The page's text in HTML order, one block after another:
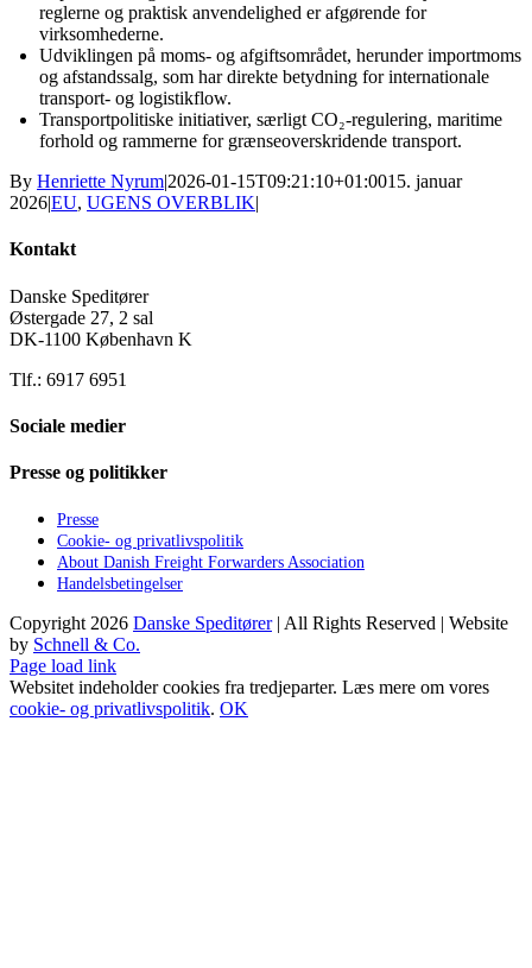
reglerne og praktisk anvendelighed er afgørende for
virksomhederne.
Udviklingen på moms- og afgiftsområdet, herunder importmoms
og afstandssalg, som har direkte betydning for internationale
transport- og logistikflow.
Transportpolitiske initiativer, særligt CO₂-regulering, maritime
forhold og rammerne for grænseoverskridende transport.
By Henriette Nyrum|2026-01-15T09:21:10+01:0015. januar
2026|EU, UGENS OVERBLIK|
Kontakt
Danske Speditører
Østergade 27, 2 sal
DK-1100 København K
Tlf.: 6917 6951
Sociale medier
Presse og politikker
Presse
Cookie- og privatlivspolitik
About Danish Freight Forwarders Association
Handelsbetingelser
Copyright 2026 Danske Speditører| All Rights Reserved | Website
by Schnell & Co.
Page load link
Websitet indeholder cookies fra tredjeparter. Læs mere om vores
cookie- og privatlivspolitik. OK